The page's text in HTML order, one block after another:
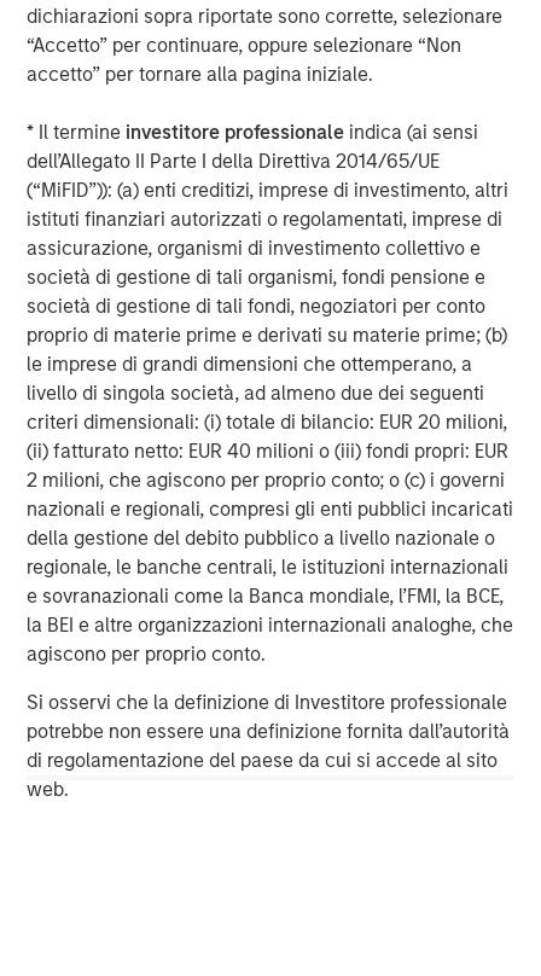
dichiarazioni sopra riportate sono corrette, selezionare
“Accetto” per continuare, oppure selezionare “Non
accetto” per tornare alla pagina iniziale.
* Il termine investitore professionale indica (ai sensi
dell’Allegato II Parte I della Direttiva 2014/65/UE
(“MiFID”)): (a) enti creditizi, imprese di investimento, altri
istituti finanziari autorizzati o regolamentati, imprese di
assicurazione, organismi di investimento collettivo e
società di gestione di tali organismi, fondi pensione e
società di gestione di tali fondi, negoziatori per conto
proprio di materie prime e derivati su materie prime; (b)
le imprese di grandi dimensioni che ottemperano, a
livello di singola società, ad almeno due dei seguenti
criteri dimensionali: (i) totale di bilancio: EUR 20 milioni,
(ii) fatturato netto: EUR 40 milioni o (iii) fondi propri: EUR
2 milioni, che agiscono per proprio conto; o (c) i governi
nazionali e regionali, compresi gli enti pubblici incaricati
della gestione del debito pubblico a livello nazionale o
regionale, le banche centrali, le istituzioni internazionali
e sovranazionali come la Banca mondiale, l’FMI, la BCE,
la BEI e altre organizzazioni internazionali analoghe, che
agiscono per proprio conto.
Si osservi che la definizione di Investitore professionale
potrebbe non essere una definizione fornita dall’autorità
di regolamentazione del paese da cui si accede al sito
web.
Mitterdorf/Wartberg in Styria, Austria where the Company
also operates a forgery where some of the steel
produced is forged. The Company’s biggest markets are
About Morgan Stanley Private Equity
Morgan Stanley Private Equity, part of Morgan Stanley
Investment Management’s Merchant Banking Division,
makes private equity and equity-related investments on a
global basis. Morgan Stanley Private Equity utilizes
Morgan Stanley’s vast resources, including the Firm’s
global franchise and relationships with leading
corporates, management teams and financial sponsors,
to source attractive opportunities for its investment
funds.Morgan Stanley’s roots in private equity investing
date back to 1985 with the Morgan Stanley Capital
Partners private equity funds.
Morgan Stanley is a leading global financial services firm
providing a wide range of investment banking, securities,
investment management, wealth management and credit
including corporations, governments, institutions and
individuals from more than 600 offices in 33 countries.